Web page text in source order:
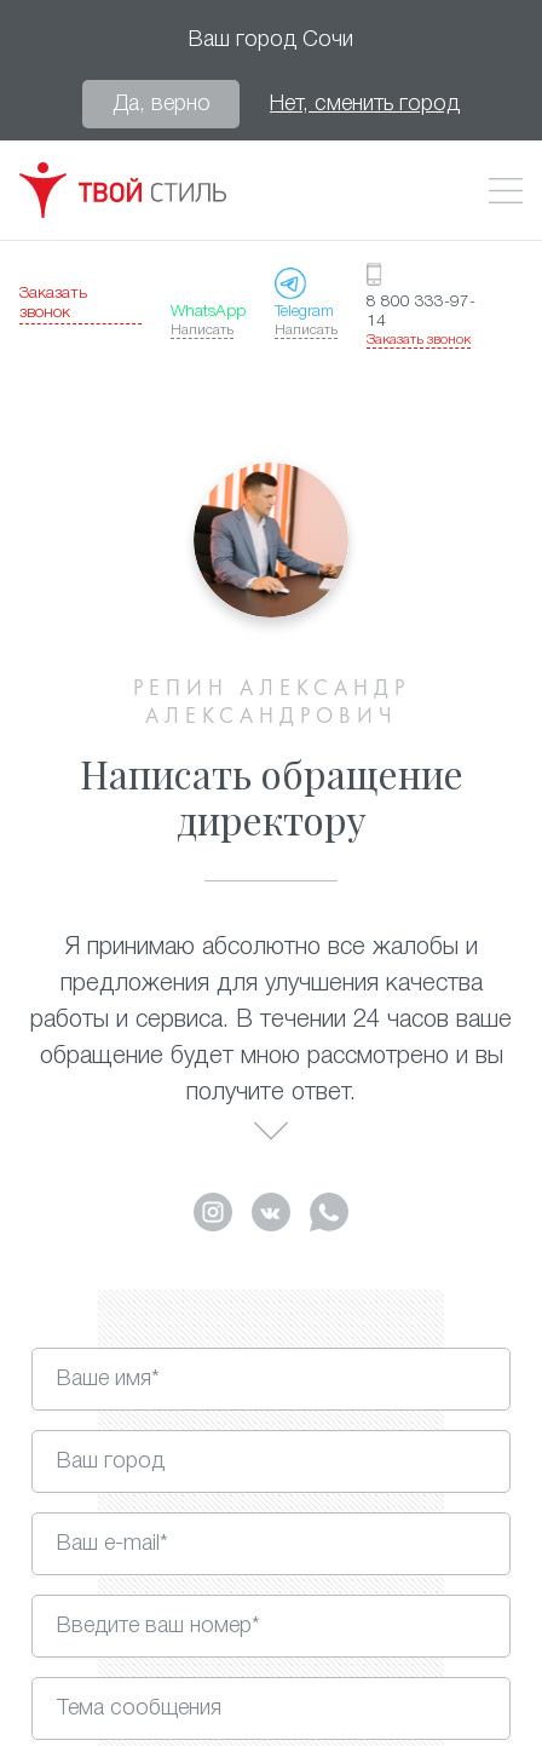
Ваш город Сочи
Да, верно Нет, сменить город
Заказать
звонок
WhatsApp
Написать
Telegram
Написать
8 800 333-97-
14
Заказать звонок
РЕПИН АЛЕКСАНДР
АЛЕКСАНДРОВИЧ
Написать обращение
директору
Я принимаю абсолютно все жалобы и
предложения для улучшения качества
работы и сервиса. В течении 24 часов ваше
обращение будет мною рассмотрено и вы
получите ответ.